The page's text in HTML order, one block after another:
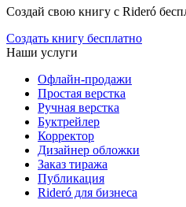
Создай свою книгу с Rideró
Создать книгу бесплатно
Наши услуги
Офлайн-продажи
Простая верстка
Ручная верстка
Буктрейлер
Корректор
Дизайнер обложки
Заказ тиража
Публикация
Rideró для бизнеса